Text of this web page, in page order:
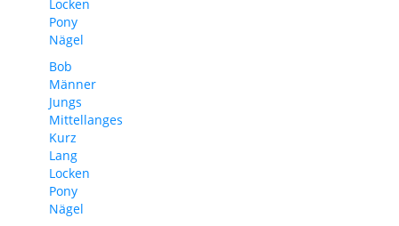
Locken
Pony
Nägel
Bob
Männer
Jungs
Mittellanges
Kurz
Lang
Locken
Pony
Nägel